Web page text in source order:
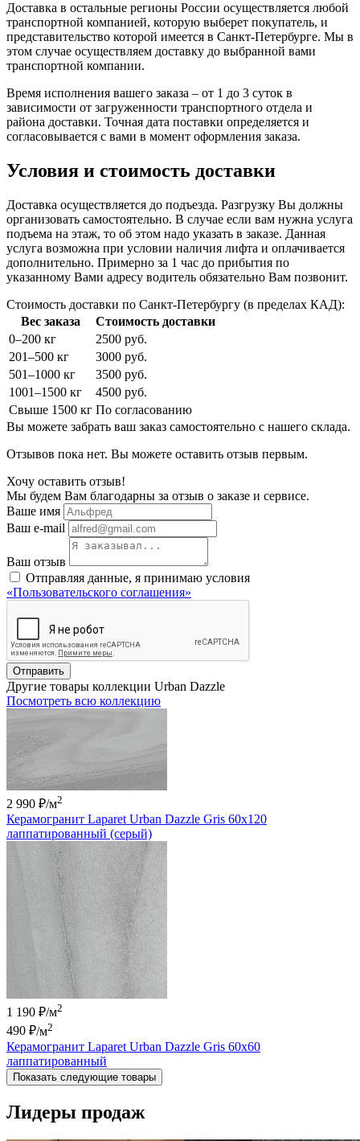
Доставка в остальные регионы России осуществляется любой
транспортной компанией, которую выберет покупатель, и
представительство которой имеется в Санкт-Петербурге. Мы в
этом случае осуществляем доставку до выбранной вами
транспортной компании.
Время исполнения вашего заказа – от 1 до 3 суток в
зависимости от загруженности транспортного отдела и
района доставки. Точная дата поставки определяется и
согласовывается с вами в момент оформления заказа.
Условия и стоимость доставки
Доставка осуществляется до подъезда. Разгрузку Вы должны
организовать самостоятельно. В случае если вам нужна услуга
подъема на этаж, то об этом надо указать в заказе. Данная
услуга возможна при условии наличия лифта и оплачивается
дополнительно. Примерно за 1 час до прибытия по
указанному Вами адресу водитель обязательно Вам позвонит.
Стоимость доставки по Санкт-Петербургу (в пределах КАД):
Вес заказа
Стоимость доставки
0–200 кг
2500 руб.
201–500 кг
3000 руб.
501–1000 кг
3500 руб.
1001–1500 кг
4500 руб.
Свыше 1500 кг По согласованию
Вы можете забрать ваш заказ самостоятельно с нашего склада.
Отзывов пока нет. Вы можете оставить отзыв первым.
Хочу оставить отзыв!
Мы будем Вам благодарны за отзыв о заказе и сервисе.
Ваше имя
Ваш e-mail
Ваш отзыв
Отправляя данные, я принимаю условия
«Пользовательского соглашения»
Отправить
Другие товары коллекции Urban Dazzle
Посмотреть всю коллекцию
2 990 ₽/м2
Керамогранит Laparet Urban Dazzle Gris 60x120
лаппатированный (серый)
1 190 ₽/м2
490 ₽/м2
Керамогранит Laparet Urban Dazzle Gris 60x60
лаппатированный
Показать следующие товары
Лидеры продаж